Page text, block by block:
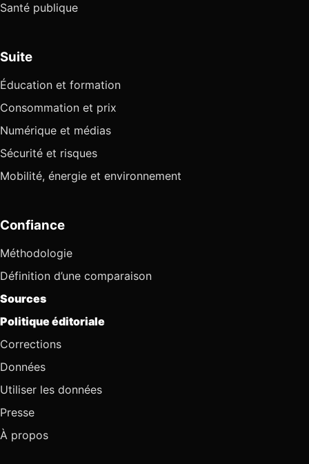
Santé publique
Suite
Éducation et formation
Consommation et prix
Numérique et médias
Sécurité et risques
Mobilité, énergie et environnement
Confiance
Méthodologie
Définition d’une comparaison
Sources
Politique éditoriale
Corrections
Données
Utiliser les données
Presse
À propos